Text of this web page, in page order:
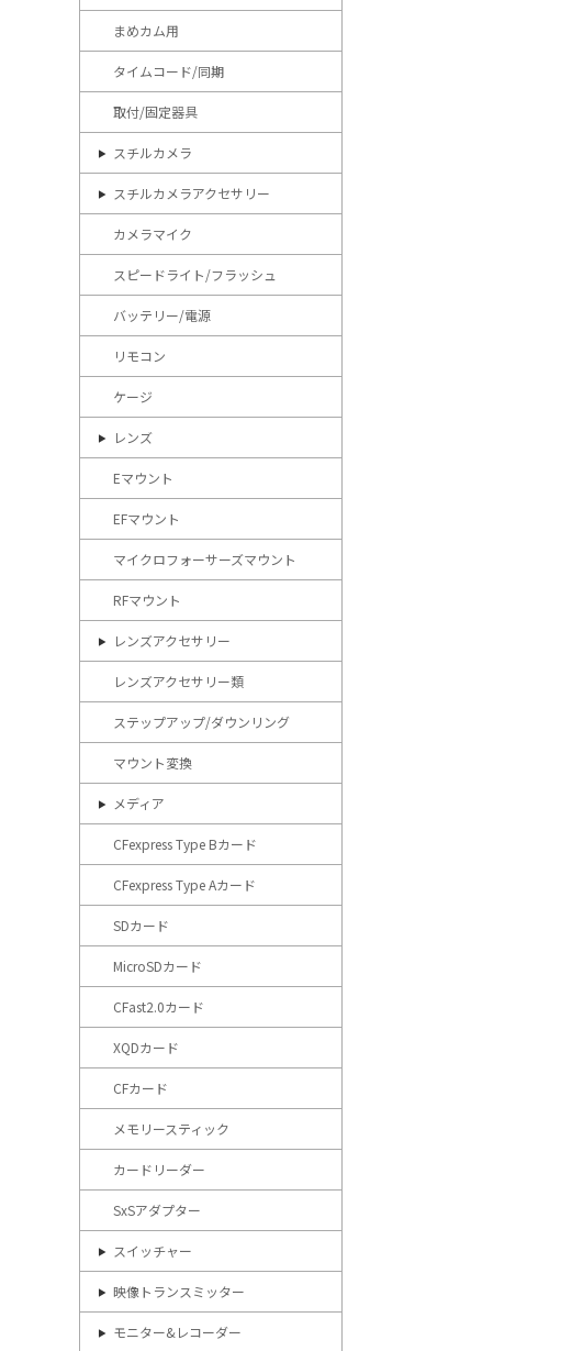
まめカム用
タイムコード/同期
取付/固定器具
スチルカメラ
スチルカメラアクセサリー
カメラマイク
スピードライト/フラッシュ
バッテリー/電源
リモコン
ケージ
レンズ
Eマウント
EFマウント
マイクロフォーサーズマウント
RFマウント
レンズアクセサリー
レンズアクセサリー類
ステップアップ/ダウンリング
マウント変換
メディア
CFexpress Type Bカード
CFexpress Type Aカード
SDカード
MicroSDカード
CFast2.0カード
XQDカード
CFカード
メモリースティック
カードリーダー
SxSアダプター
スイッチャー
映像トランスミッター
モニター&レコーダー